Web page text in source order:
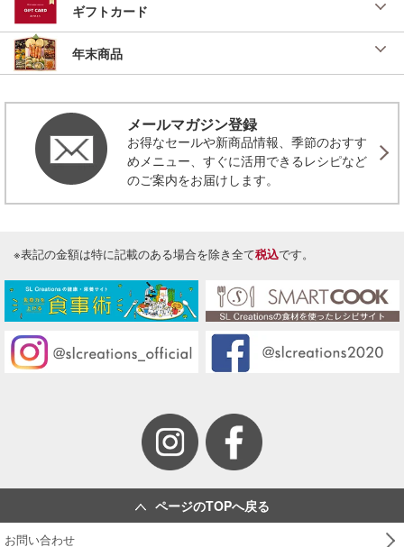
ギフトカード
年末商品
メールマガジン登録
お得なセールや新商品情報、季節のおすす
めメニュー、すぐに活用できるレシピなど
のご案内をお届けします。
※表記の金額は特に記載のある場合を除き全て税込です。
ページのTOPへ戻る
お問い合わせ